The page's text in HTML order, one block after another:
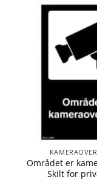
Området er
Skilt for